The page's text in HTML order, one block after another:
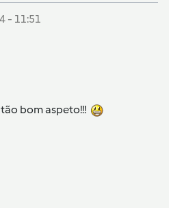
- 11:51
bom aspeto!!!